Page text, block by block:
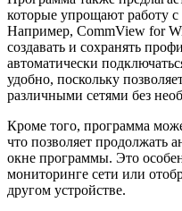
которые упрощают работу
Например, CommView for
создавать и сохранять
автоматически
удобно, поскольку
различными сетями без
Кроме того, программа
что позволяет продолжать
окне программы. Это
мониторинге сети или
другом устройстве.